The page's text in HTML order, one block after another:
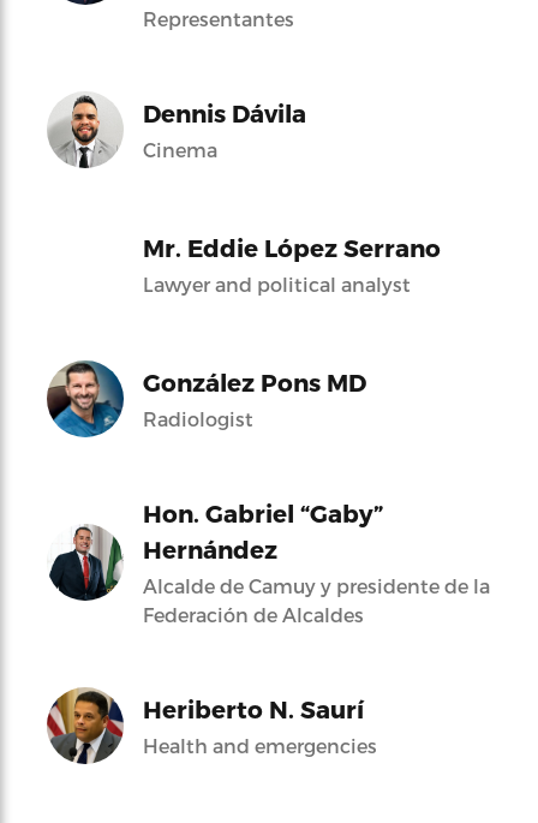
Representantes
Dennis Dávila
Cinema
Mr. Eddie López Serrano
Lawyer and political analyst
González Pons MD
Radiologist
Hon. Gabriel “Gaby”
Hernández
Alcalde de Camuy y presidente de la
Federación de Alcaldes
Heriberto N. Saurí
Health and emergencies